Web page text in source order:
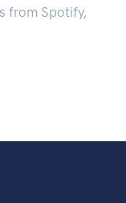
from Spotify,